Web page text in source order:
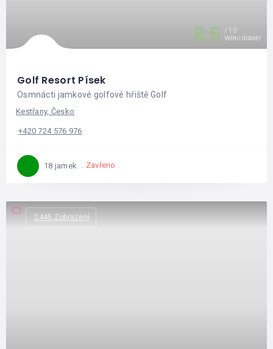
8.5 10
Velmi dobré!
Golf Resort Písek
Osmnácti jamkové golfové hřiště Golf
Kestřany, Česko
+420 724 576 976
18 jamek Zavřeno
2445 Zobrazení